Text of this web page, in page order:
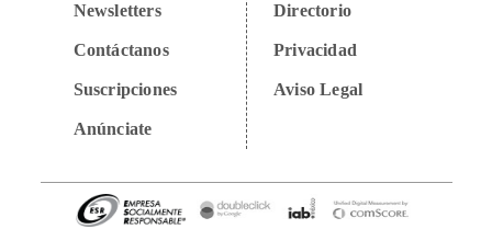
Newsletters
Contáctanos
Suscripciones
Anúnciate
Directorio
Privacidad
Aviso Legal